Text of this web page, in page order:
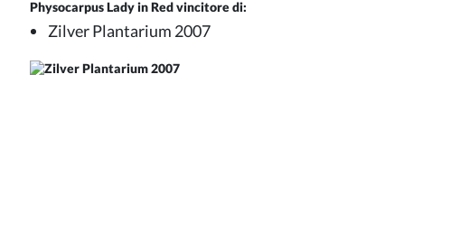
Physocarpus Lady in Red vincitore di:
Zilver Plantarium 2007